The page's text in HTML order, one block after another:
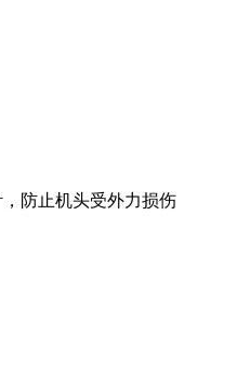
防止机头受外力损伤